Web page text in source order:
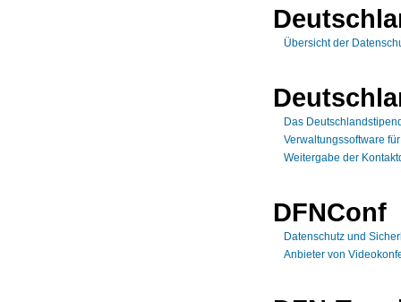
Übersicht der
Das
Verwaltungssoftware
Weitergabe der
DFNConf
Datenschutz und
Anbieter von